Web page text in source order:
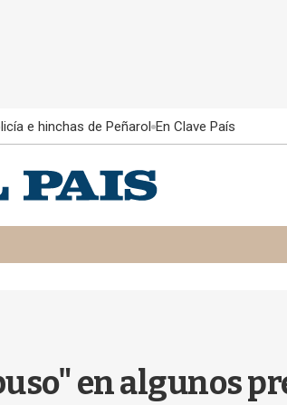
e hinchas de Peñarol En Clave País
en algunos